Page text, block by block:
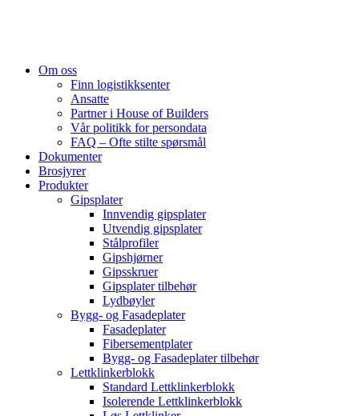
Om oss
Finn logistikksenter
Ansatte
Partner i House of Builders
Vår politikk for persondata
FAQ – Ofte stilte spørsmål
Dokumenter
Brosjyrer
Produkter
Gipsplater
Innvendig gipsplater
Utvendig gipsplater
Stålprofiler
Gipshjørner
Gipsskruer
Gipsplater tilbehør
Lydbøyler
Bygg- og Fasadeplater
Fasadeplater
Fibersementplater
Bygg- og Fasadeplater tilbehør
Lettklinkerblokk
Standard Lettklinkerblokk
Isolerende Lettklinkerblokk